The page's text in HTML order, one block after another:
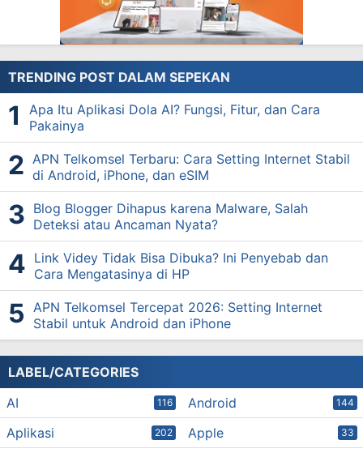
TRENDING POST DALAM SEPEKAN
Apa Itu Aplikasi Dola AI? Fungsi, Fitur, dan Cara
Pakainya
APN Telkomsel Terbaru: Cara Setting Internet Stabil
di Android, iPhone, dan eSIM
Blog Blogger Dihapus karena Malware, Salah
Deteksi atau Ancaman Nyata?
Link Videy Tidak Bisa Dibuka? Ini Penyebab dan
Cara Mengatasinya di HP
APN Telkomsel Tercepat 2026: Setting Internet
Stabil untuk Android dan iPhone
LABEL/CATEGORIES
AI
116 Android 144
Aplikasi 202 Apple 33